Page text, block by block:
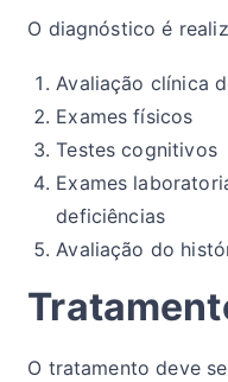
O diagnóstico é
Avaliação clínica
Exames físicos
Testes cognitivos
Exames
deficiências
Avaliação do
O tratamento deve